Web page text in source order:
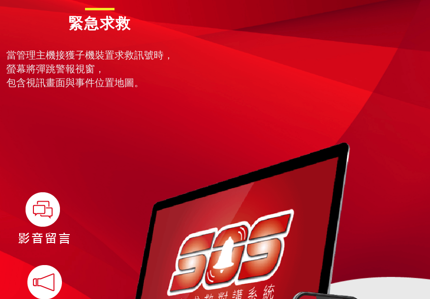
緊急求救
當管理主機接獲子機裝置求救訊號時，
螢幕將彈跳警報視窗，
包含視訊畫面與事件位置地圖。